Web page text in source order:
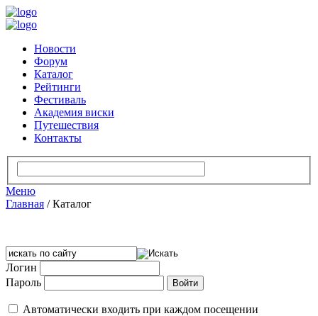
Новости
Форум
Каталог
Рейтинги
Фестиваль
Академия виски
Путешествия
Контакты
Меню
Главная /Каталог
Логин
Пароль
Автоматически входить при каждом посещении